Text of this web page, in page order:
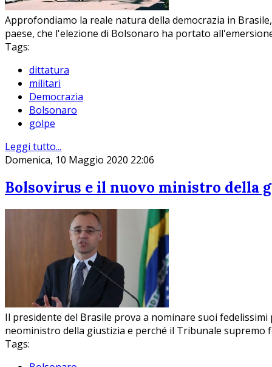
Approfondiamo la reale natura della democrazia in
paese, che l'elezione di Bolsonaro ha portato
Tags:
dittatura
militari
Democrazia
Bolsonaro
golpe
Leggi tutto...
Domenica, 10 Maggio 2020 22:06
Bolsovirus e il nuovo ministro della
Il presidente del Brasile prova a nominare suoi
neoministro della giustizia e perché il Tribunale supremo
Tags: